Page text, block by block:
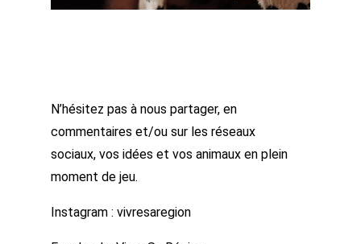
N’hésitez pas à nous partager, en
commentaires et/ou sur les réseaux
sociaux, vos idées et vos animaux en plein
moment de jeu.
Instagram : vivresaregion